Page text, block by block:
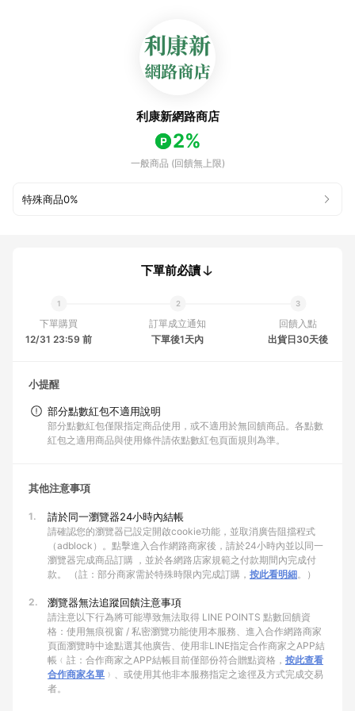
利康新網路商店
2%
一般商品 (回饋無上限)
特殊商品0%
下單前必讀
下單購買
12/31 23:59 前
訂單成立通知
下單後1天內
回饋入點
出貨日30天後
小提醒
部分點數紅包不適用說明
部分點數紅包僅限指定商品使用，或不適用於無回饋商品。各點數
紅包之適用商品與使用條件請依點數紅包頁面規則為準。
其他注意事項
1. 請於同一瀏覽器24小時內結帳
請確認您的瀏覽器已設定開啟cookie功能，並取消廣告阻擋程式
（adblock）。點擊進入合作網路商家後，請於24小時內並以同一
瀏覽器完成商品訂購 ，並於各網路店家規範之付款期間內完成付
款。 （註：部分商家需於特殊時限內完成訂購， 按此看明細。）
2. 瀏覽器無法追蹤回饋注意事項
請注意以下行為將可能導致無法取得 LINE POINTS 點數回饋資
格：使用無痕視窗 / 私密瀏覽功能使用本服務、進入合作網路商家
頁面瀏覽時中途點選其他廣告、使用非LINE指定合作商家之APP結
帳﹙註：合作商家之APP結帳目前僅部份符合贈點資格， 按此查看
合作商家名單 ﹚、或使用其他非本服務指定之途徑及方式完成交易
者。